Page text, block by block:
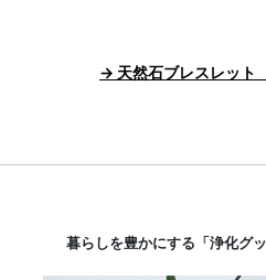
→ 天然石ブレスレット
暮らしを豊かにする「浄化グ